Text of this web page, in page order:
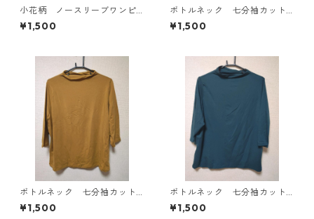
小花柄 ノースリーブワンピ
ース ４Ｌ ブラック KAE-
4819
¥1,500
ボトルネック 七分袖カット
ソー ４Ｌ マスタード KA
E-4818
¥1,500
ボトルネック 七分袖カット
ソー ４Ｌ マスタード KA
E-4816
¥1,500
ボトルネック 七分袖カット
ソー ４Ｌ ティールグリー
ン KAE-4815
¥1,500